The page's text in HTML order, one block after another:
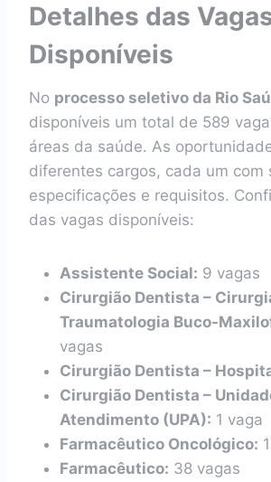
Detalhes das
Disponíveis
No processo seletivo da Rio
disponíveis um total de 589
áreas da saúde. As
diferentes cargos, cada um com
especificações e requisitos.
das vagas disponíveis:
Assistente Social: 9 vagas
Cirurgião Dentista –
Traumatologia Buco-
vagas
Cirurgião Dentista –
Cirurgião Dentista –
Atendimento (UPA): 1 vaga
Farmacêutico Oncológico:
Farmacêutico: 38 vagas